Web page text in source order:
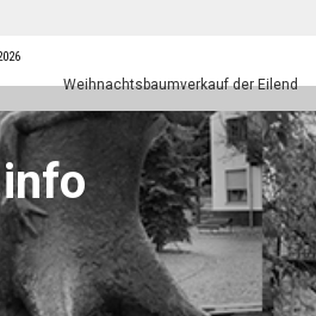
Weihnachtsbaumverkauf der Eilendorfer